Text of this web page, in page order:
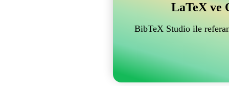
LaTeX ve
BibTeX Studio ile